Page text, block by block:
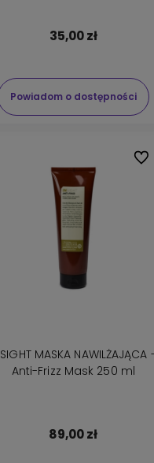
35,00 zł
Powiadom o dostępności
MASKA NAWILŻAJĄCA
Anti-Frizz Mask 250 ml
89,00 zł
Do